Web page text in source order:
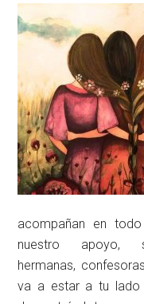
acompañan en
nuestro apoyo,
hermanas,
va a estar a tu lado